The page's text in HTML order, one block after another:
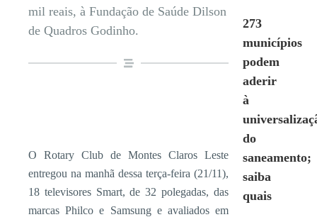
mil reais, à Fundação de Saúde Dilson
de Quadros Godinho.
O Rotary Club de Montes Claros Leste
entregou na manhã dessa terça-feira (21/11),
18 televisores Smart, de 32 polegadas, das
marcas Philco e Samsung e avaliados em
273
municípios
podem
aderir
à
do
saneamento;
saiba
quais